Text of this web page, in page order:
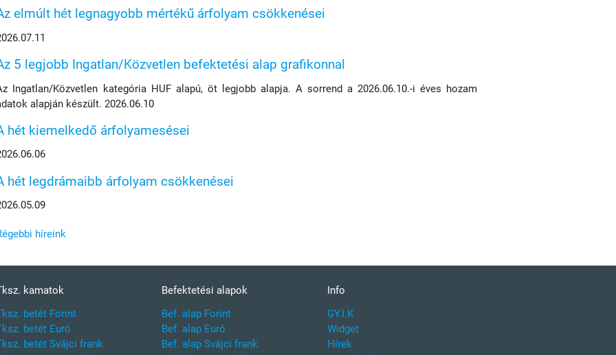
elmúlt hét legnagyobb mértékű árfolyam csökkenései
5 legjobb Ingatlan/Közvetlen befektetési alap grafikonnal
Ingatlan/Közvetlen kategória HUF alapú, öt legjobb alapja. A sorrend a 2026.06.10.-i éves hozam
alapján készült. 2026.06.10
hét kiemelkedő árfolyamesései
hét legdrámaibb árfolyam csökkenései
híreink
kamatok
betét Forint
betét Euró
betét Svájci frank
Befektetési alapok
Bef. alap Forint
Bef. alap Euró
Bef. alap Svájci frank
Info
GY.I.K
Widget
Hírek